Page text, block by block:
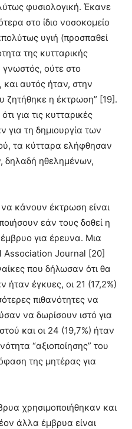
φυσιολογική. Έκανε
στο ίδιο νοσοκομείο
υγιή (προσπαθεί
της κυτταρικής
ούτε στο
αυτός ήταν, στην
ζητήθηκε η έκτρωση” [19].
για τις κυτταρικές
για τη δημιουργία των
τα κύτταρα ελήφθησαν
δηλαδή ηθελημένων,
κάνουν έκτρωση είναι
εάν τους δοθεί η
για έρευνα. Μια
Association Journal [20]
που δήλωσαν ότι θα
έγκυες, οι 21 (17,2%)
πιθανότητες να
να δωρίσουν ιστό για
και οι 24 (19,7%) ήταν
“αξιοποίησης” του
της μητέρας για
χρησιμοποιήθηκαν και
άλλα έμβρυα είναι